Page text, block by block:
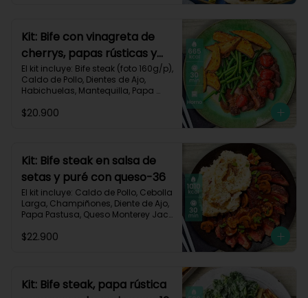
Kit: Bife con vinagreta de
cherrys, papas rústicas y
habichuelas-61
El kit incluye: Bife steak (foto 160g/p),
Caldo de Pollo, Dientes de Ajo,
Habichuelas, Mantequilla, Papa
Cherry, Vinagre Balsámico, Receta
Grasas 40g
$20.900
Kit: Bife steak en salsa de
setas y puré con queso-36
El kit incluye: Caldo de Pollo, Cebolla
Larga, Champiñones, Diente de Ajo,
Papa Pastusa, Queso Monterey Jack,
Cream y Receta impresa.
$22.900
Kit: Bife steak, papa rústica